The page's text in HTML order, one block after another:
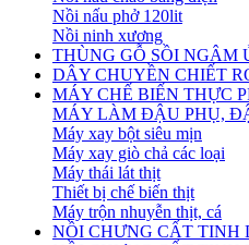
Nồi nấu phở 120lit
Nồi ninh xương
THÙNG GỖ SỒI NGÂM
DÂY CHUYỀN CHIẾT
MÁY CHẾ BIẾN THỰC
MÁY LÀM ĐẬU PHỤ,
Máy xay bột siêu mịn
Máy xay giò chả các loại
Máy thái lát thịt
Thiết bị chế biến thịt
Máy trộn nhuyễn thịt, cá
NỒI CHƯNG CẤT TINH